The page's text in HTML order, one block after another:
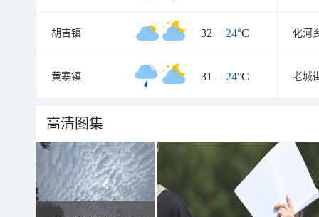
胡吉镇 32 / 24°C 化河
黄寨镇 31 / 24°C 老城
高清图集